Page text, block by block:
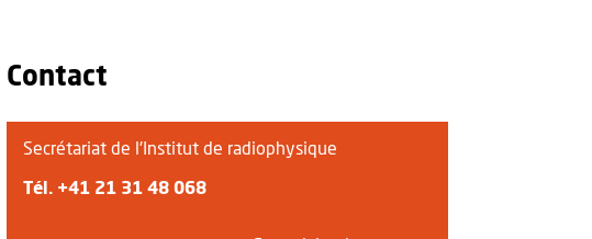
Contact
Secrétariat de l'Institut de radiophysique
Tél. +41 21 31 48 068